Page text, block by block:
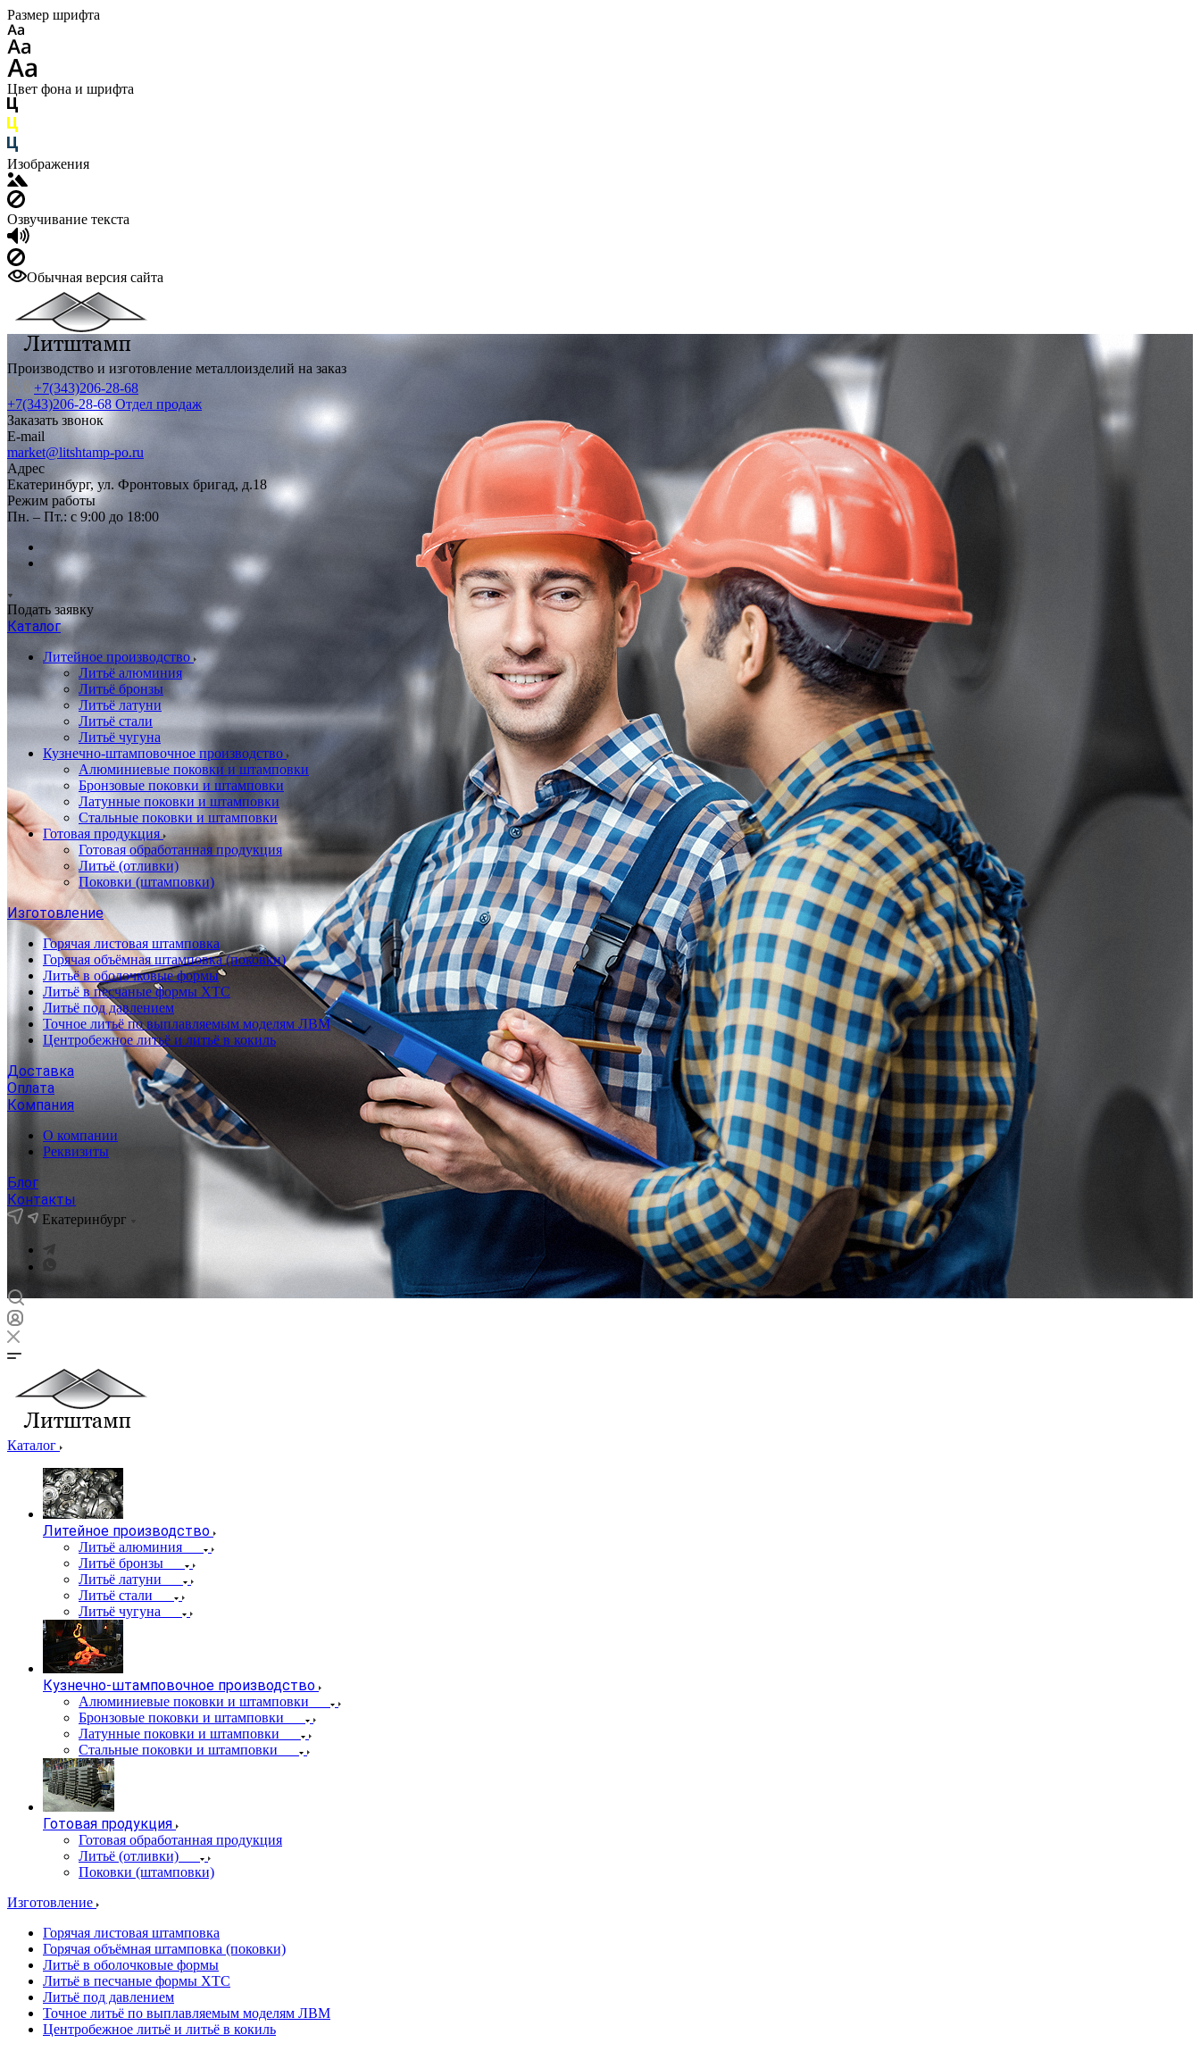
Размер шрифта
Цвет фона и шрифта
Изображения
Озвучивание текста
Обычная версия сайта
Производство и изготовление металлоизделий на заказ
+7(343)206-28-68
+7(343)206-28-68 Отдел продаж
Заказать звонок
E-mail
market@litshtamp-po.ru
Адрес
Екатеринбург, ул. Фронтовых бригад, д.18
Режим работы
Пн. – Пт.: с 9:00 до 18:00
Подать заявку
Каталог
Литейное производство
Литьё алюминия
Литьё бронзы
Литьё латуни
Литьё стали
Литьё чугуна
Кузнечно-штамповочное производство
Алюминиевые поковки и штамповки
Бронзовые поковки и штамповки
Латунные поковки и штамповки
Стальные поковки и штамповки
Готовая продукция
Готовая обработанная продукция
Литьё (отливки)
Поковки (штамповки)
Изготовление
Горячая листовая штамповка
Горячая объёмная штамповка (поковки)
Литьё в оболочковые формы
Литьё в песчаные формы ХТС
Литьё под давлением
Точное литьё по выплавляемым моделям ЛВМ
Центробежное литьё и литьё в кокиль
Доставка
Оплата
Компания
О компании
Реквизиты
Блог
Контакты
Екатеринбург
Каталог
Литейное производство
Литьё алюминия
Литьё бронзы
Литьё латуни
Литьё стали
Литьё чугуна
Кузнечно-штамповочное производство
Алюминиевые поковки и штамповки
Бронзовые поковки и штамповки
Латунные поковки и штамповки
Стальные поковки и штамповки
Готовая продукция
Готовая обработанная продукция
Литьё (отливки)
Поковки (штамповки)
Изготовление
Горячая листовая штамповка
Горячая объёмная штамповка (поковки)
Литьё в оболочковые формы
Литьё в песчаные формы ХТС
Литьё под давлением
Точное литьё по выплавляемым моделям ЛВМ
Центробежное литьё и литьё в кокиль